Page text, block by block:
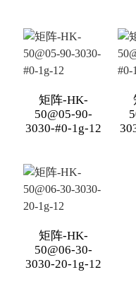
矩阵-HK-
50@05-90-
3030-#0-1g-12
矩阵-HK-
50@06-30-
3030-20-1g-12